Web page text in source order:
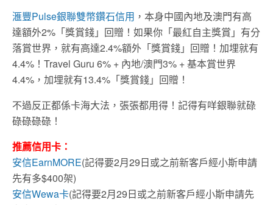
滙豐Pulse銀聯雙幣鑽石信用 ，本身中國內地及澳門有高
達額外2%「獎賞錢」回贈！如果你「最紅自主獎賞」有分
落賞世界，就有高達2.4%額外「獎賞錢」回贈！加埋就有
4.4%！Travel Guru 6% + 內地/澳門3% + 基本賞世界
4.4%，加埋就有13.4%「獎賞錢」回贈！
不過反正都係卡海大法，張張都用得！記得有咩銀聯就碌
碌碌碌碌！
推薦信用卡：
安信EarnMORE(記得要2月29日或之前新客戶經小斯申請
先有多$400架)
安信Wewa卡(記得要2月29日或之前新客戶經小斯申請先